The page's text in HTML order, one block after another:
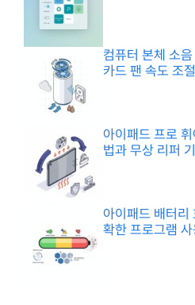
컴퓨터 본체 소
카드 팬 속도 조
아이패드 프로
법과 무상 리퍼
아이패드 배터리
확한 프로그램 사